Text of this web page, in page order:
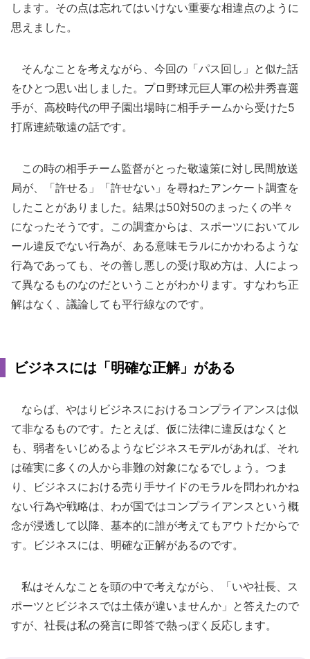
します。その点は忘れてはいけない重要な相違点のように
思えました。
そんなことを考えながら、今回の「パス回し」と似た話
をひとつ思い出しました。プロ野球元巨人軍の松井秀喜選
手が、高校時代の甲子園出場時に相手チームから受けた5
打席連続敬遠の話です。
この時の相手チーム監督がとった敬遠策に対し民間放送
局が、「許せる」「許せない」を尋ねたアンケート調査を
したことがありました。結果は50対50のまったくの半々
になったそうです。この調査からは、スポーツにおいてル
ール違反でない行為が、ある意味モラルにかかわるような
行為であっても、その善し悪しの受け取め方は、人によっ
て異なるものなのだということがわかります。すなわち正
解はなく、議論しても平行線なのです。
ビジネスには「明確な正解」がある
ならば、やはりビジネスにおけるコンプライアンスは似
て非なるものです。たとえば、仮に法律に違反はなくと
も、弱者をいじめるようなビジネスモデルがあれば、それ
は確実に多くの人から非難の対象になるでしょう。つま
り、ビジネスにおける売り手サイドのモラルを問われかね
ない行為や戦略は、わが国ではコンプライアンスという概
念が浸透して以降、基本的に誰が考えてもアウトだからで
す。ビジネスには、明確な正解があるのです。
私はそんなことを頭の中で考えながら、「いや社長、ス
ポーツとビジネスでは土俵が違いませんか」と答えたので
すが、社長は私の発言に即答で熱っぽく反応します。